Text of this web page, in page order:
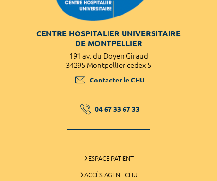
CENTRE HOSPITALIER UNIVERSITAIRE
DE MONTPELLIER
191 av. du Doyen Giraud
34295 Montpellier cedex 5
Contacter le CHU
04 67 33 67 33
ESPACE PATIENT
ACCÈS AGENT CHU